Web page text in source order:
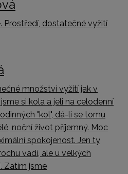
Prostředí, dostatečné vyžití
množství vyžití jak v
si kola a jeli na celodenní
"kol", dá-li se tomu
noční život příjemný. Moc
spokojenost. Jen ty
vadí, ale u velkých
Zatím jsme